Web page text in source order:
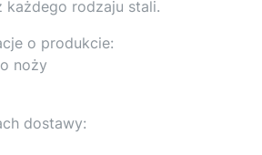
każdego rodzaju stali.
o produkcie:
noży
dostawy: